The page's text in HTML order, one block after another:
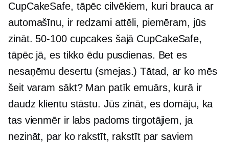
CupCakeSafe, tāpēc cilvēkiem, kuri brauca ar
automašīnu, ir redzami attēli, piemēram, jūs
zināt. 50-100cupcakes šajā CupCakeSafe,
tāpēc jā, es tikko ēdu pusdienas. Bet es
nesaņēmu desertu (smejas.) Tātad, ar ko mēs
šeit varam sākt? Man patīk emuārs, kurā ir
daudz klientu stāstu. Jūs zināt, es domāju, ka
tas vienmēr ir labs padoms tirgotājiem, ja
nezināt, par ko rakstīt, rakstīt par saviem